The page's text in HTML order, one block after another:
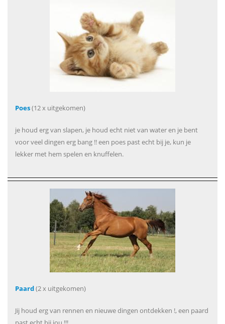
Poes(12 x uitgekomen)
je houd erg van slapen, je houd echt niet van water en je bent
voor veel dingen erg bang !! een poes past echt bij je, kun je
lekker met hem spelen en knuffelen.
Paard(2 x uitgekomen)
Jij houd erg van rennen en nieuwe dingen ontdekken !, een paard